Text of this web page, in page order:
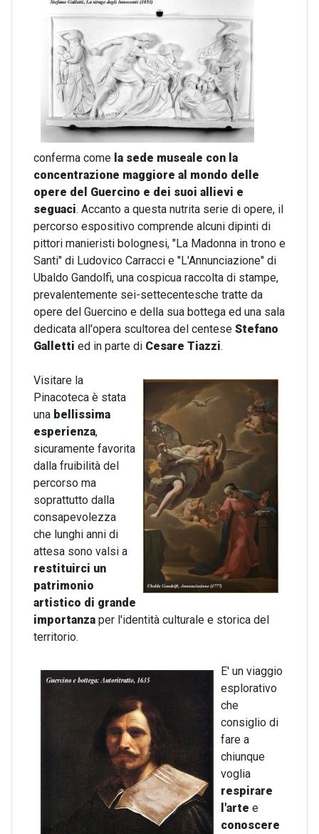
conferma come la sede museale con la
concentrazione maggiore al mondo delle
opere del Guercino e dei suoi allievi e
seguaci. Accanto a questa nutrita serie di opere, il
percorso espositivo comprende alcuni dipinti di
pittori manieristi bolognesi, "La Madonna in trono e
Santi" di Ludovico Carracci e "L'Annunciazione" di
Ubaldo Gandolfi, una cospicua raccolta di stampe,
prevalentemente sei-settecentesche tratte da
opere del Guercino e della sua bottega ed una sala
dedicata all'opera scultorea del centese Stefano
Galletti ed in parte di Cesare Tiazzi.
Visitare la
Pinacoteca è stata
una bellissima
esperienza,
sicuramente favorita
dalla fruibilità del
percorso ma
soprattutto dalla
consapevolezza
che lunghi anni di
attesa sono valsi a
restituirci un
patrimonio
artistico di grande
importanza per l'identità culturale e storica del
territorio.
E' un viaggio
esplorativo
che
consiglio di
fare a
chiunque
voglia
respirare
l'arte e
conoscere